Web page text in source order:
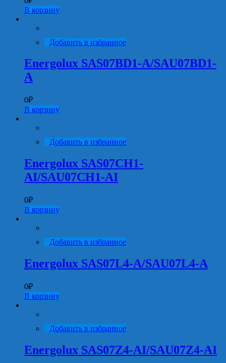
В корзину
Добавить в избранное
Energolux SAS07BD1-A/SAU07BD1-
A
0₽
В корзину
Добавить в избранное
Energolux SAS07CH1-
AI/SAU07CH1-AI
0₽
В корзину
Добавить в избранное
Energolux SAS07L4-A/SAU07L4-A
0₽
В корзину
Добавить в избранное
Energolux SAS07Z4-AI/SAU07Z4-AI